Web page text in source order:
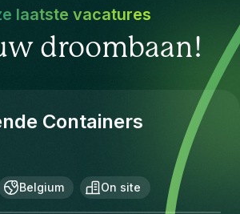
laatste vacatures
droombaan!
Containers
Belgium On site